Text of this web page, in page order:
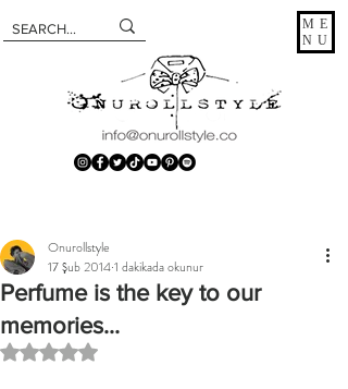
ME
NU
Perfume is the key to our
memories...
Onurollstyle
17 Şub 20141 dakikada okunur
5 üzerinden NaN yıldız